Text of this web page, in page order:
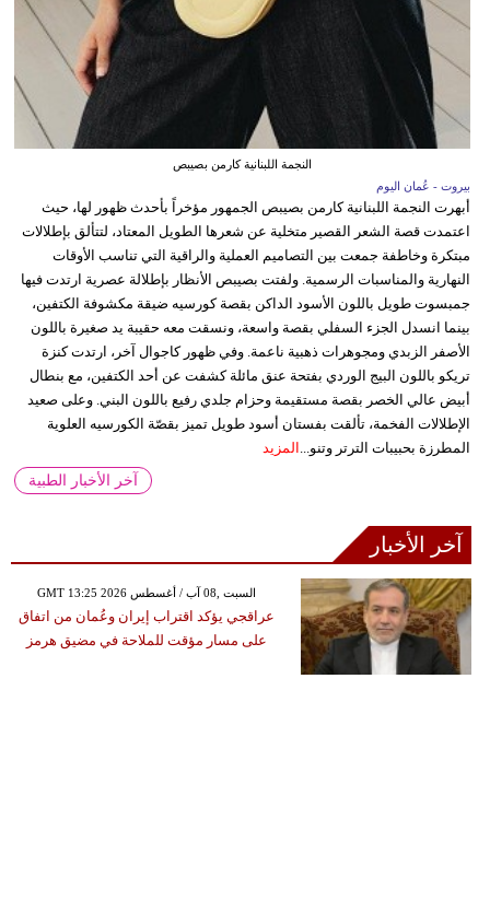
النجمة اللبنانية كارمن بصيبص
بيروت - عُمان اليوم
أبهرت النجمة اللبنانية كارمن بصيبص الجمهور مؤخراً بأحدث ظهور لها، حيث
اعتمدت قصة الشعر القصير متخلية عن شعرها الطويل المعتاد، لتتألق بإطلالات
مبتكرة وخاطفة جمعت بين التصاميم العملية والراقية التي تناسب الأوقات
النهارية والمناسبات الرسمية. ولفتت بصيبص الأنظار بإطلالة عصرية ارتدت فيها
جمبسوت طويل باللون الأسود الداكن بقصة كورسيه ضيقة مكشوفة الكتفين،
بينما انسدل الجزء السفلي بقصة واسعة، ونسقت معه حقيبة يد صغيرة باللون
الأصفر الزبدي ومجوهرات ذهبية ناعمة. وفي ظهور كاجوال آخر، ارتدت كنزة
تريكو باللون البيج الوردي بفتحة عنق مائلة كشفت عن أحد الكتفين، مع بنطال
أبيض عالي الخصر بقصة مستقيمة وحزام جلدي رفيع باللون البني. وعلى صعيد
الإطلالات الفخمة، تألقت بفستان أسود طويل تميز بقصّة الكورسيه العلوية
المطرزة بحبيبات الترتر وتنو... المزيد
آخر الأخبار الطبية
آخر الأخبار
GMT 13:25 2026 السبت ,08 آب / أغسطس
عراقجي يؤكد اقتراب إيران وعُمان من اتفاق
على مسار مؤقت للملاحة في مضيق هرمز